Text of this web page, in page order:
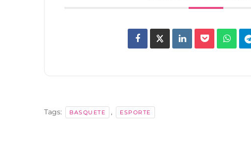
Tags: BASQUETE , ESPORTE